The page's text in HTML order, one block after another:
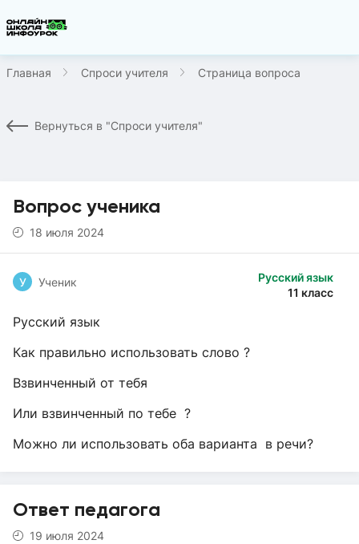
Главная Спроси учителя Страница вопроса
Вернуться в "Спроси учителя"
Вопрос ученика
18 июля 2024
Русский язык
11 класс
У Ученик
Русский язык
Как правильно использовать слово ?
Взвинченный от тебя
Или взвинченный по тебе ?
Можно ли использовать оба варианта в речи?
Ответ педагога
19 июля 2024